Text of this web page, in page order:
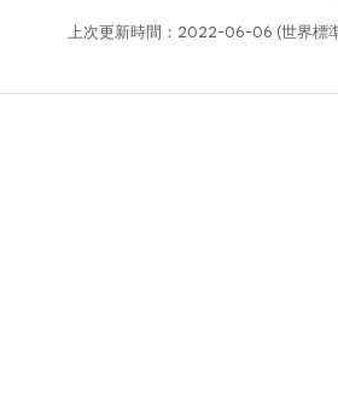
上次更新時間：2022-06-06 (世界標